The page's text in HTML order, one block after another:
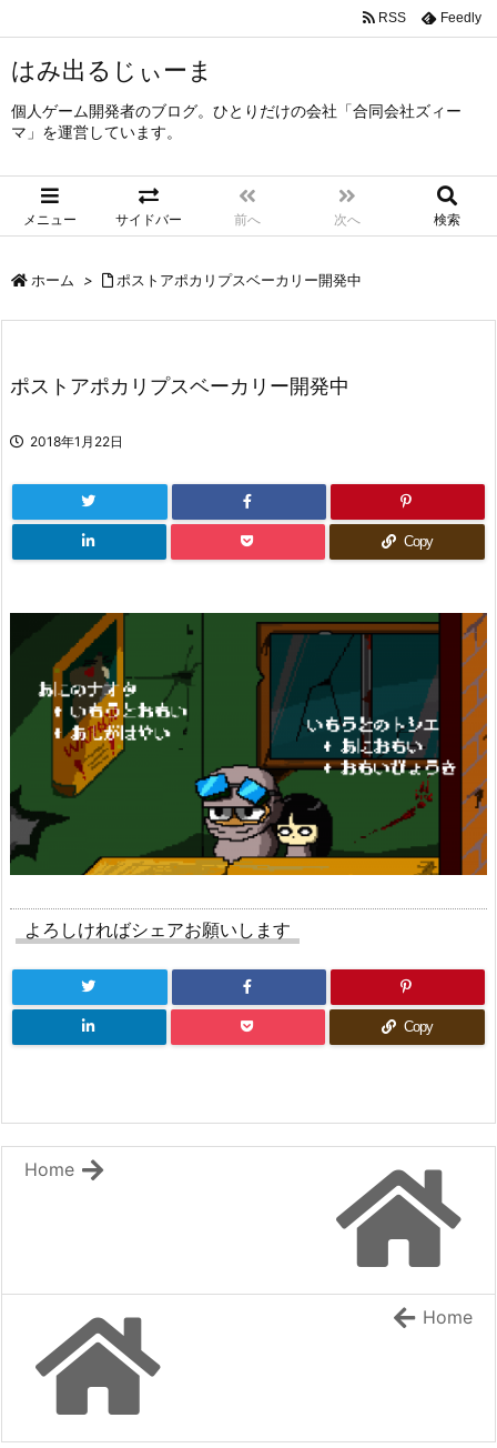
はみ出るじぃーま
個人ゲーム開発者のブログ。ひとりだけの会社「合同会社ズィー
マ」を運営しています。
メニュー サイドバー 前へ 次へ 検索
RSS Feedly
ホーム > ポストアポカリプスベーカリー開発中
ポストアポカリプスベーカリー開発中
2018年1月22日
Copy
よろしければシェアお願いします
Copy
Home
Home